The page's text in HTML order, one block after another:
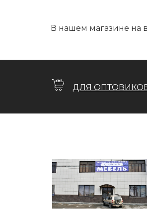
В нашем магазине на
ДЛЯ